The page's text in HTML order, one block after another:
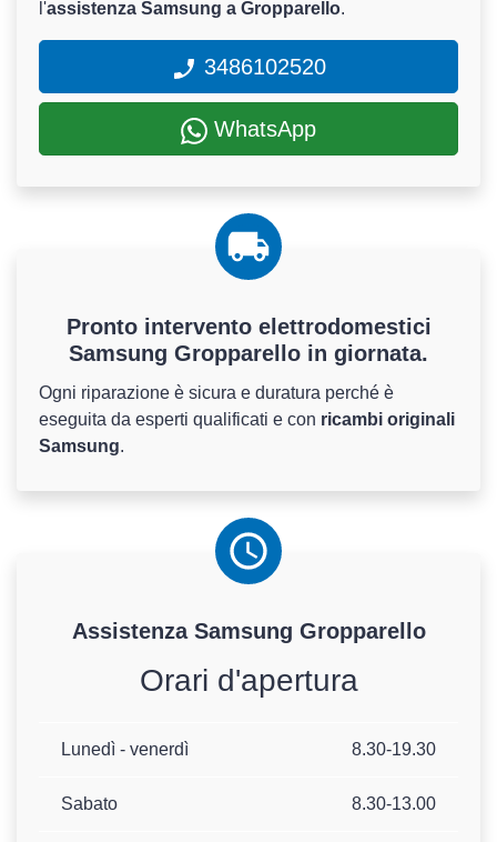
l'assistenza Samsung a Gropparello.
3486102520
WhatsApp
Pronto intervento elettrodomestici
Samsung Gropparello in giornata.
Ogni riparazione è sicura e duratura perché è
eseguita da esperti qualificati e con ricambi originali
Samsung.
Assistenza Samsung Gropparello
Orari d'apertura
Lunedì - venerdì 8.30-19.30
Sabato 8.30-13.00